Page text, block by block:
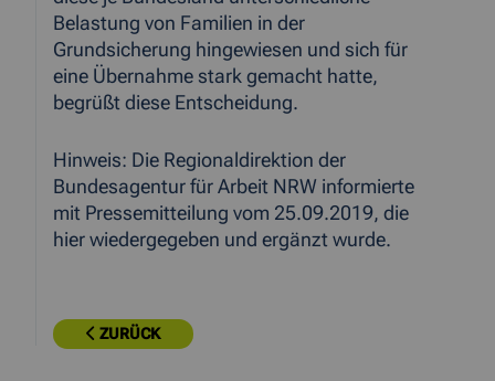
Belastung von Familien in der
Grundsicherung hingewiesen und sich für
eine Übernahme stark gemacht hatte,
begrüßt diese Entscheidung.
Hinweis: Die Regionaldirektion der
Bundesagentur für Arbeit NRW informierte
mit Pressemitteilung vom 25.09.2019, die
hier wiedergegeben und ergänzt wurde.
ZURÜCK